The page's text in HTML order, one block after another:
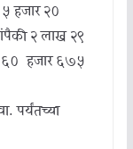
हजार २०
२ लाख २९
६० हजार ६७५
पर्यंतच्या